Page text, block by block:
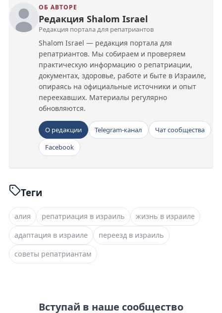
ОБ АВТОРЕ
Редакция Shalom Israel
Редакция портала для репатриантов
Shalom Israel — редакция портала для
репатриантов. Мы собираем и проверяем
практическую информацию о репатриации,
документах, здоровье, работе и быте в Израиле,
опираясь на официальные источники и опыт
переехавших. Материалы регулярно
обновляются.
О редакции Telegram-канал
Чат сообщества
Facebook
Теги
алия репатриация в израиль
жизнь в израиле
адаптация в израиле
переезд в израиль
советы репатриантам
Вступай в наше сообщество